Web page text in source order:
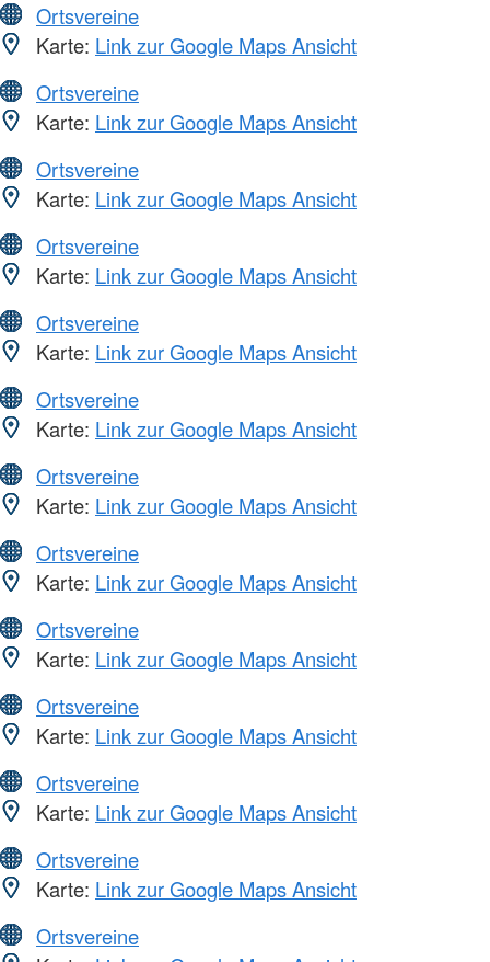
Ortsvereine
Karte: Link zur Google Maps Ansicht
Ortsvereine
Karte: Link zur Google Maps Ansicht
Ortsvereine
Karte: Link zur Google Maps Ansicht
Ortsvereine
Karte: Link zur Google Maps Ansicht
Ortsvereine
Karte: Link zur Google Maps Ansicht
Ortsvereine
Karte: Link zur Google Maps Ansicht
Ortsvereine
Karte: Link zur Google Maps Ansicht
Ortsvereine
Karte: Link zur Google Maps Ansicht
Ortsvereine
Karte: Link zur Google Maps Ansicht
Ortsvereine
Karte: Link zur Google Maps Ansicht
Ortsvereine
Karte: Link zur Google Maps Ansicht
Ortsvereine
Karte: Link zur Google Maps Ansicht
Ortsvereine